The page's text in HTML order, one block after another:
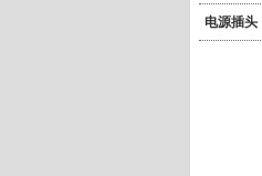
电源插头